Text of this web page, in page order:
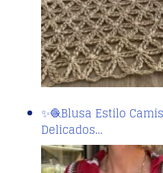
✨🧶Blusa Estilo
Delicados…